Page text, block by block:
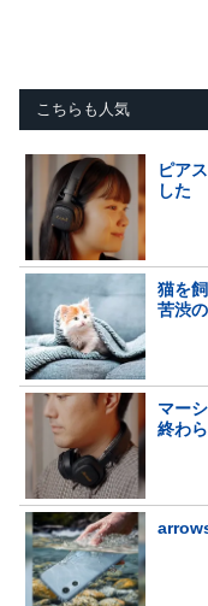
こちらも人気
ピア
した
猫を
苦渋
マー
終わ